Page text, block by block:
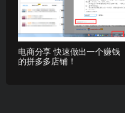
电商分享 快速做出一个赚钱
的拼多多店铺！